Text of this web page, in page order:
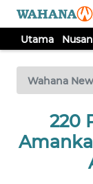
Utama
Wahana
220
TV
Tutup
UTAMA